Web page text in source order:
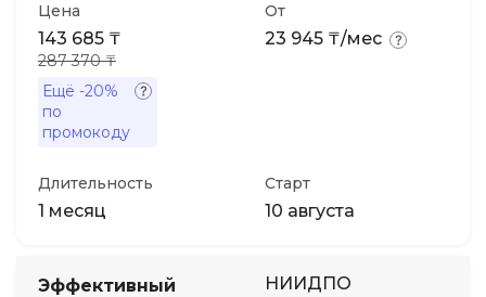
Цена
143 685 ₸
287 370 ₸
Ещё -20%
по
промокоду
От
23 945 ₸/мес
Длительность
1 месяц
Старт
10 августа
Эффективный
НИИДПО